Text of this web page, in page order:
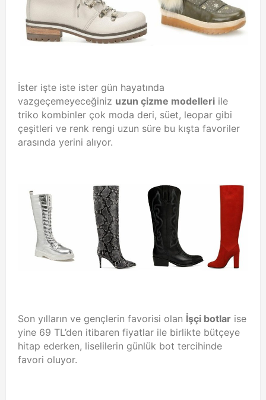
İster işte iste ister gün hayatında
vazgeçemeyeceğiniz uzun çizme modelleri ile
triko kombinler çok moda deri, süet, leopar gibi
çeşitleri ve renk rengi uzun süre bu kışta favoriler
arasında yerini alıyor.
Son yılların ve gençlerin favorisi olan İşçi botlar ise
yine 69 TL’den itibaren fiyatlar ile birlikte bütçeye
hitap ederken, liselilerin günlük bot tercihinde
favori oluyor.